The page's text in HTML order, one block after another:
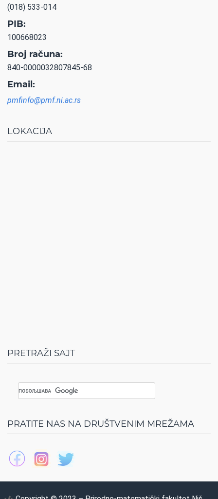
(018) 533-014
PIB:
100668023
Broj računa:
840-0000032807845-68
Email:
pmfinfo@pmf.ni.ac.rs
LOKACIJA
PRETRAŽI SAJT
PRATITE NAS NA DRUŠTVENIM MREŽAMA